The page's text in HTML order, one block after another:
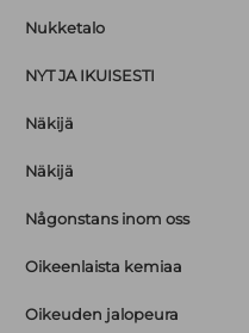
Nukketalo
NYT JA IKUISESTI
Näkijä
Näkijä
Någonstans inom oss
Oikeenlaista kemiaa
Oikeuden jalopeura